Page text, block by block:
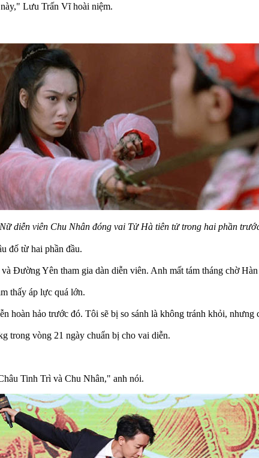
Lưu Trấn Vĩ hoài niệm.
Nữ diễn viên Chu Nhân đóng vai Tử Hà tiên tử trong hai phần
đố từ hai phần đầu.
Đường Yên tham gia dàn diễn viên. Anh mất tám tháng chờ
thấy áp lực quá lớn.
hoàn hảo trước đó. Tôi sẽ bị so sánh là không tránh khỏi,
trong vòng 21 ngày chuẩn bị cho vai diễn.
Tinh Trì và Chu Nhân," anh nói.